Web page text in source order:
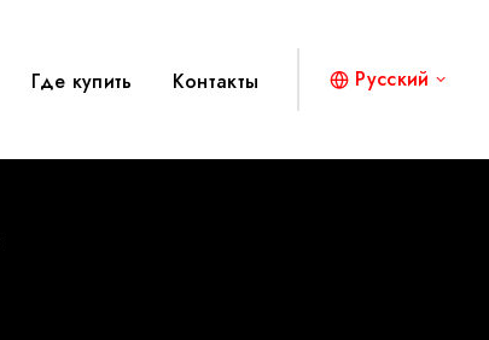
Где купить Контакты Русский